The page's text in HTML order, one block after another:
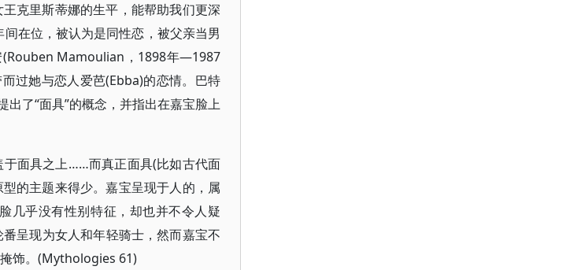
克里斯蒂娜的生平，能帮助我们更深
在位，被认为是同性恋，被父亲当男
(Rouben Mamoulian，1898年—1987
过她与恋人爱芭(Ebba)的恋情。巴特
出了“面具”的概念，并指出在嘉宝脸上
于面具之上……而真正面具(比如古代面
的主题来得少。嘉宝呈现于人的，属
几乎没有性别特征，却也并不令人疑
呈现为女人和年轻骑士，然而嘉宝不
饰。(Mythologies 61)